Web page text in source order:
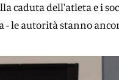
caduta dell'atleta e i
le autorità stanno